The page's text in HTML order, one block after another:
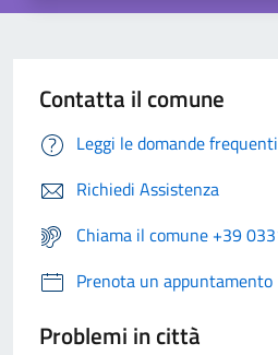
Contatta il comune
Leggi le domande frequenti
Richiedi Assistenza
Chiama il comune +39
Prenota un appuntamento
Problemi in città